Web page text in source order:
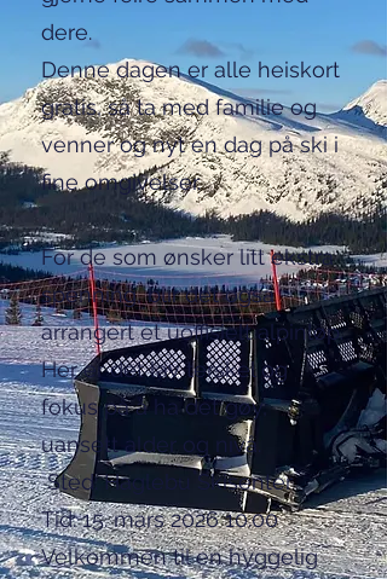
dere.
Denne dagen er alle heiskort
gratis, så ta med familie og
venner og nyt en dag på ski i
fine omgivelser.
For de som ønsker litt ekstra
spenning, blir det også
arrangert et uoffisielt alpinløp.
Her er det lav terskel og
fokus på å ha det gøy,
uansett alder og nivå.
Sted: Haglebu Skisenter
Tid: 15. mars 2026 10.00
Velkommen til en hyggelig